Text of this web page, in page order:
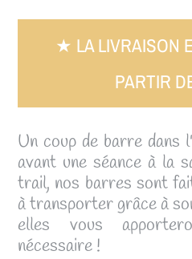
★ LA LIVRAISON
PARTIR
Un coup de barre dans
avant une séance à la
trail, nos barres sont
à transporter grâce à
elles vous
nécessaire !